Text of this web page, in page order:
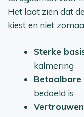
Het laat zien dat
kiest en niet
Sterke
kalmering
Betaalbare
bedoeld is